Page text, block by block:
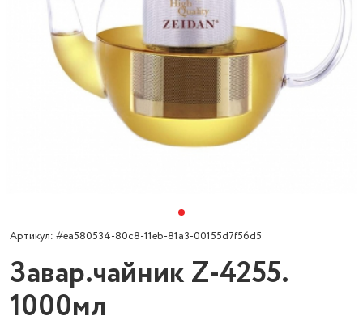
Артикул: #ea580534-80c8-11eb-81a3-00155d7f56d5
Завар.чайник Z-4255.
1000мл